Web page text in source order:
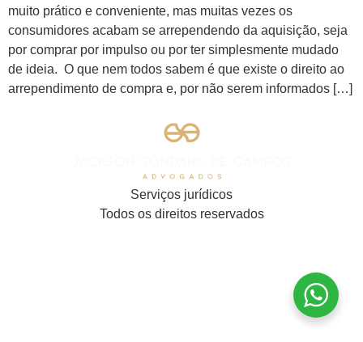
muito prático e conveniente, mas muitas vezes os
consumidores acabam se arrependendo da aquisição, seja
por comprar por impulso ou por ter simplesmente mudado
de ideia. O que nem todos sabem é que existe o direito ao
arrependimento de compra e, por não serem informados […]
Serviços jurídicos
Todos os direitos reservados